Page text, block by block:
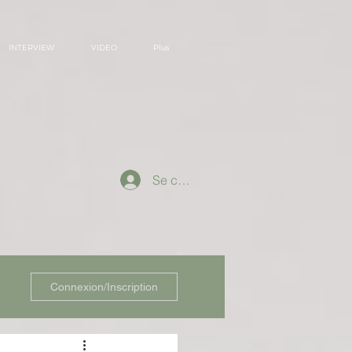
INTERVIEW VIDEO Plus
Se connecter
Connexion/Inscription